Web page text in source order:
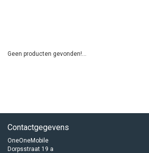
Geen producten gevonden!...
Contactgegevens
OneOneMobile
Dorpsstraat 19 a